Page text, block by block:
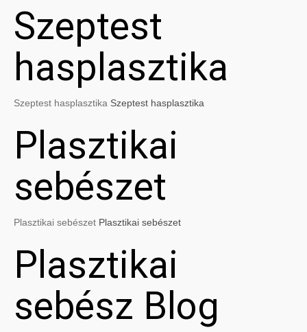
Szeptest
hasplasztika
Szeptest hasplasztika Szeptest hasplasztika
Plasztikai
sebészet
Plasztikai sebészet Plasztikai sebészet
Plasztikai
sebész Blog